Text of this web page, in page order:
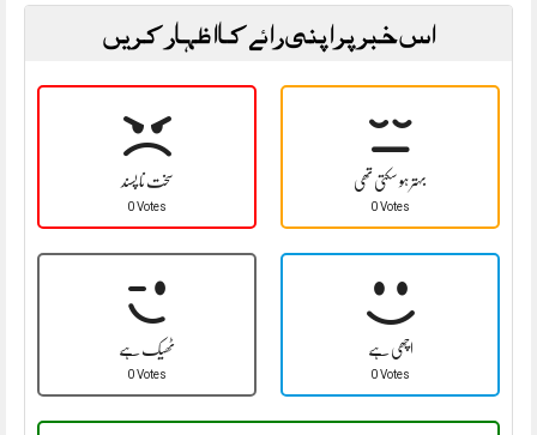
اس خبر پر اپنی رائے کا اظہار کریں
سخت نا پسند
0 Votes
بہتر ہو سکتی تھی
0 Votes
ٹھیک ہے
0 Votes
اچھی ہے
0 Votes